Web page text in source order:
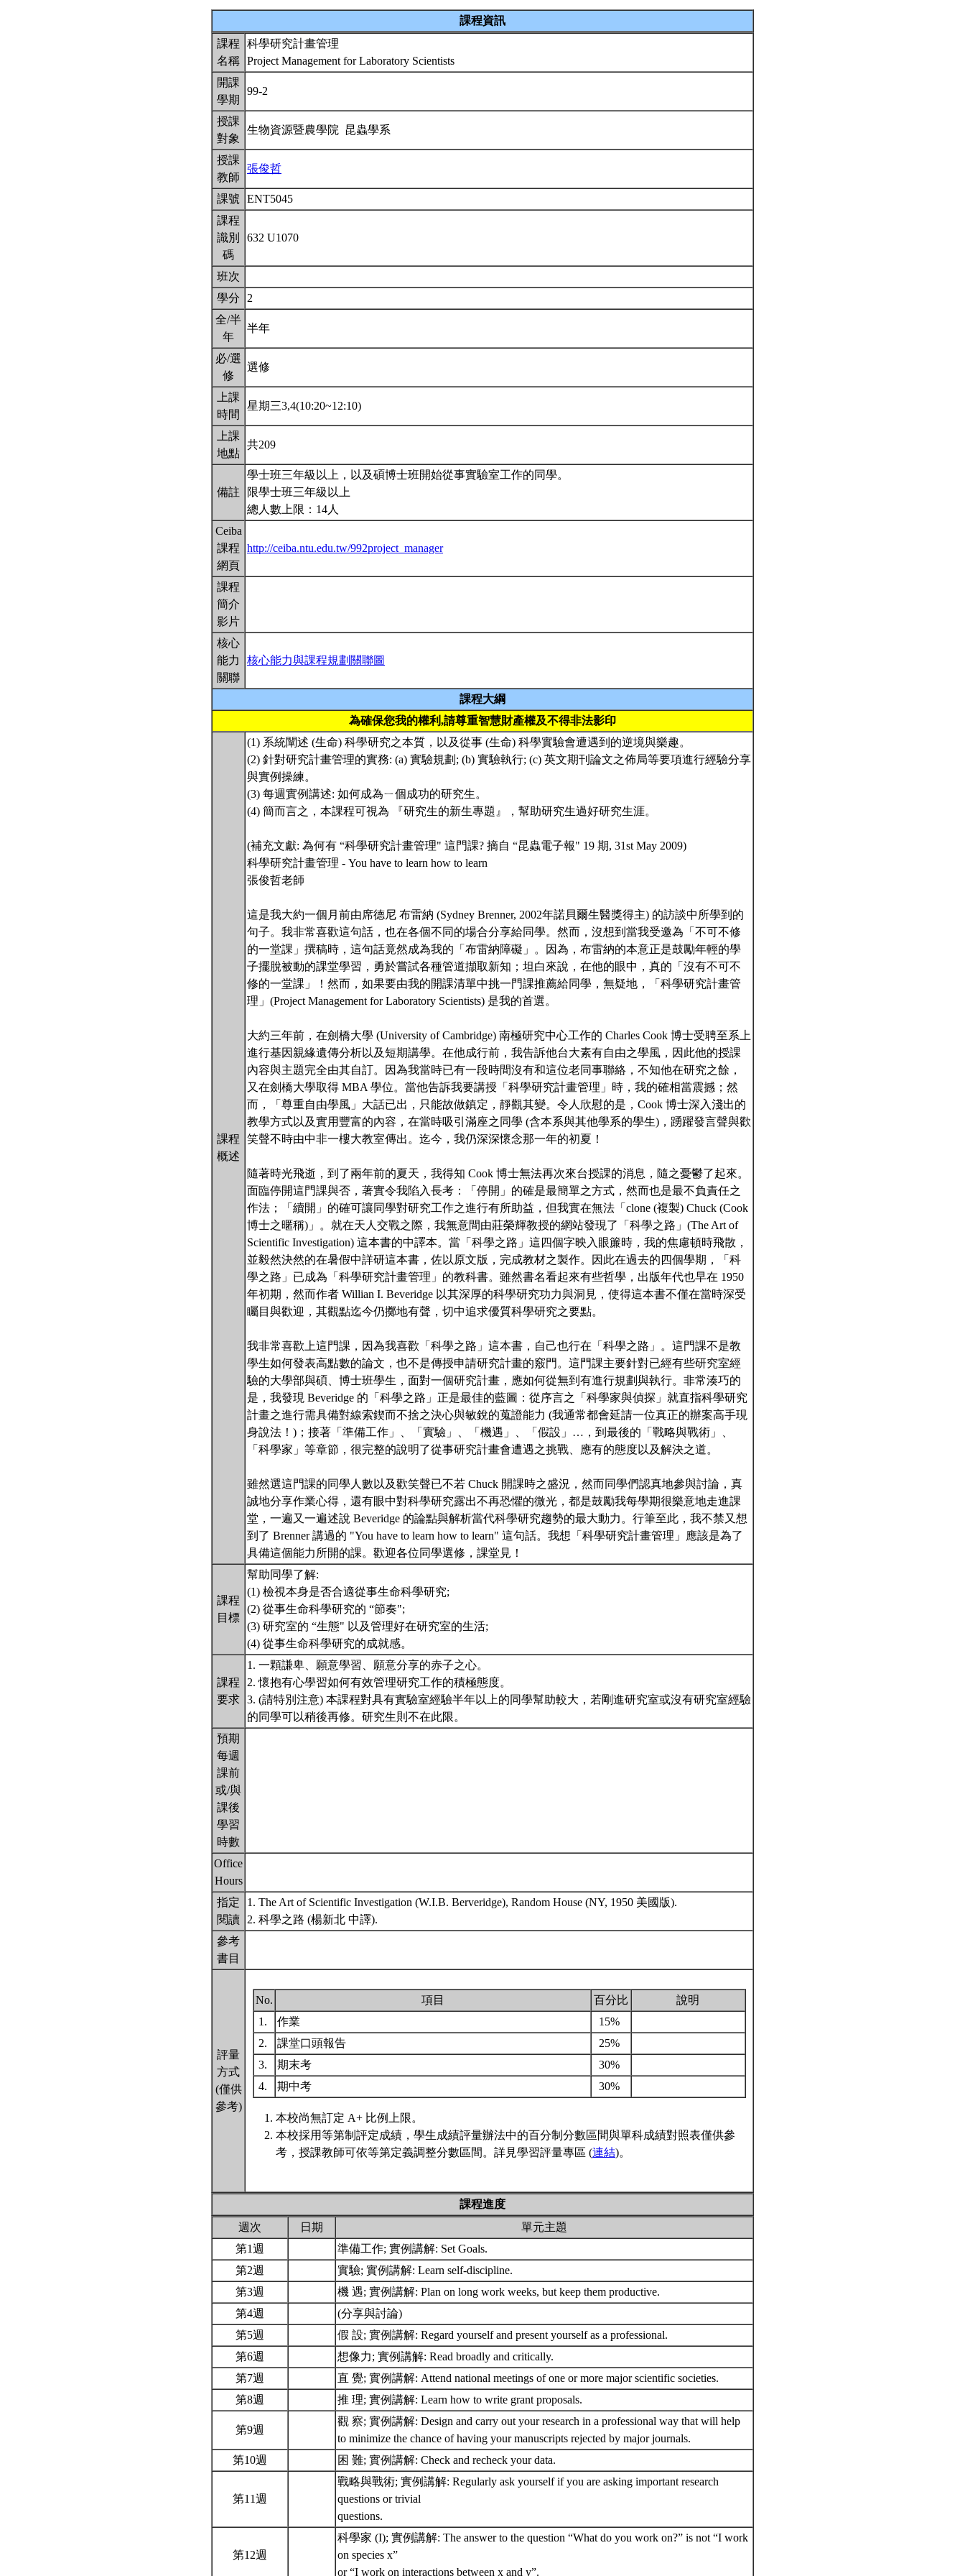
課程資訊
課程
名稱
科學研究計畫管理
Project Management for Laboratory Scientists
開課
學期
99-2
授課
對象
生物資源暨農學院 昆蟲學系
授課
教師
張俊哲
課號
ENT5045
課程
識別
碼
632 U1070
班次
學分
2
全/半
年
半年
必/選
修
選修
上課
時間
星期三3,4(10:20~12:10)
上課
地點
共209
備註
學士班三年級以上，以及碩博士班開始從事實驗室工作的同學。
限學士班三年級以上
總人數上限：14人
Ceiba
課程
網頁
http://ceiba.ntu.edu.tw/992project_manager
課程
簡介
影片
核心
能力
關聯
核心能力與課程規劃關聯圖
課程大綱
為確保您我的權利,請尊重智慧財產權及不得非法影印
課程
概述
(1) 系統闡述 (生命) 科學研究之本質，以及從事 (生命) 科學實驗會遭遇到的逆境與樂趣。
(2) 針對研究計畫管理的實務: (a) 實驗規劃; (b) 實驗執行; (c) 英文期刊論文之佈局等要項進行經驗分享
與實例操練。
(3) 每週實例講述: 如何成為ㄧ個成功的研究生。
(4) 簡而言之，本課程可視為 『研究生的新生專題』，幫助研究生過好研究生涯。
(補充文獻: 為何有 “科學研究計畫管理" 這門課? 摘自 “昆蟲電子報" 19 期, 31st May 2009)
科學研究計畫管理 - You have to learn how to learn
張俊哲老師
這是我大約一個月前由席德尼 布雷納 (Sydney Brenner, 2002年諾貝爾生醫獎得主) 的訪談中所學到的
句子。我非常喜歡這句話，也在各個不同的場合分享給同學。然而，沒想到當我受邀為「不可不修
的一堂課」撰稿時，這句話竟然成為我的「布雷納障礙」。因為，布雷納的本意正是鼓勵年輕的學
子擺脫被動的課堂學習，勇於嘗試各種管道擷取新知；坦白來說，在他的眼中，真的「沒有不可不
修的一堂課」！然而，如果要由我的開課清單中挑一門課推薦給同學，無疑地，「科學研究計畫管
理」(Project Management for Laboratory Scientists) 是我的首選。
大約三年前，在劍橋大學 (University of Cambridge) 南極研究中心工作的 Charles Cook 博士受聘至系上
進行基因親緣遺傳分析以及短期講學。在他成行前，我告訴他台大素有自由之學風，因此他的授課
內容與主題完全由其自訂。因為我當時已有一段時間沒有和這位老同事聯絡，不知他在研究之餘，
又在劍橋大學取得 MBA 學位。當他告訴我要講授「科學研究計畫管理」時，我的確相當震撼；然
而，「尊重自由學風」大話已出，只能故做鎮定，靜觀其變。令人欣慰的是，Cook 博士深入淺出的
教學方式以及實用豐富的內容，在當時吸引滿座之同學 (含本系與其他學系的學生)，踴躍發言聲與歡
笑聲不時由中非一樓大教室傳出。迄今，我仍深深懷念那一年的初夏！
隨著時光飛逝，到了兩年前的夏天，我得知 Cook 博士無法再次來台授課的消息，隨之憂鬱了起來。
面臨停開這門課與否，著實令我陷入長考：「停開」的確是最簡單之方式，然而也是最不負責任之
作法；「續開」的確可讓同學對研究工作之進行有所助益，但我實在無法「clone (複製) Chuck (Cook
博士之暱稱)」。就在天人交戰之際，我無意間由莊榮輝教授的網站發現了「科學之路」(The Art of
Scientific Investigation) 這本書的中譯本。當「科學之路」這四個字映入眼簾時，我的焦慮頓時飛散，
並毅然決然的在暑假中詳研這本書，佐以原文版，完成教材之製作。因此在過去的四個學期，「科
學之路」已成為「科學研究計畫管理」的教科書。雖然書名看起來有些哲學，出版年代也早在 1950
年初期，然而作者 Willian I. Beveridge 以其深厚的科學研究功力與洞見，使得這本書不僅在當時深受
矚目與歡迎，其觀點迄今仍擲地有聲，切中追求優質科學研究之要點。
我非常喜歡上這門課，因為我喜歡「科學之路」這本書，自己也行在「科學之路」。這門課不是教
學生如何發表高點數的論文，也不是傳授申請研究計畫的竅門。這門課主要針對已經有些研究室經
驗的大學部與碩、博士班學生，面對一個研究計畫，應如何從無到有進行規劃與執行。非常湊巧的
是，我發現 Beveridge 的「科學之路」正是最佳的藍圖：從序言之「科學家與偵探」就直指科學研究
計畫之進行需具備對線索鍥而不捨之決心與敏銳的蒐證能力 (我通常都會延請一位真正的辦案高手現
身說法！)；接著「準備工作」、「實驗」、「機遇」、「假設」…，到最後的「戰略與戰術」、
「科學家」等章節，很完整的說明了從事研究計畫會遭遇之挑戰、應有的態度以及解決之道。
雖然選這門課的同學人數以及歡笑聲已不若 Chuck 開課時之盛況，然而同學們認真地參與討論，真
誠地分享作業心得，還有眼中對科學研究露出不再恐懼的微光，都是鼓勵我每學期很樂意地走進課
堂，一遍又一遍述說 Beveridge 的論點與解析當代科學研究趨勢的最大動力。行筆至此，我不禁又想
到了 Brenner 講過的 "You have to learn how to learn" 這句話。我想「科學研究計畫管理」應該是為了
具備這個能力所開的課。歡迎各位同學選修，課堂見！
課程
目標
幫助同學了解:
(1) 檢視本身是否合適從事生命科學研究;
(2) 從事生命科學研究的 “節奏";
(3) 研究室的 “生態" 以及管理好在研究室的生活;
(4) 從事生命科學研究的成就感。
課程
要求
1. 一顆謙卑、願意學習、願意分享的赤子之心。
2. 懷抱有心學習如何有效管理研究工作的積極態度。
3. (請特別注意) 本課程對具有實驗室經驗半年以上的同學幫助較大，若剛進研究室或沒有研究室經驗
的同學可以稍後再修。研究生則不在此限。
預期
每週
課前
或/與
課後
學習
時數
Office
Hours
指定
閱讀
1. The Art of Scientific Investigation (W.I.B. Berveridge), Random House (NY, 1950 美國版).
2. 科學之路 (楊新北 中譯).
參考
書目
評量
方式
(僅供
參考)
No. 項目 百分比
說明
1.
作業
15%
2.
課堂口頭報告
25%
3.
期末考
30%
4.
期中考 30%
本校尚無訂定 A+ 比例上限。
本校採用等第制評定成績，學生成績評量辦法中的百分制分數區間與單科成績對照表僅供參
考，授課教師可依等第定義調整分數區間。詳見學習評量專區 (連結)。
課程進度
週次
日期
單元主題
第1週
準備工作; 實例講解: Set Goals.
第2週
實驗; 實例講解: Learn self-discipline.
第3週
機 遇; 實例講解: Plan on long work weeks, but keep them productive.
第4週
(分享與討論)
第5週
假 設; 實例講解: Regard yourself and present yourself as a professional.
第6週
想像力; 實例講解: Read broadly and critically.
第7週
直 覺; 實例講解: Attend national meetings of one or more major scientific societies.
第8週
推 理; 實例講解: Learn how to write grant proposals.
第9週
觀 察; 實例講解: Design and carry out your research in a professional way that will help
to minimize the chance of having your manuscripts rejected by major journals.
第10週
困 難; 實例講解: Check and recheck your data.
第11週
戰略與戰術; 實例講解: Regularly ask yourself if you are asking important research
questions or trivial
questions.
第12週
科學家 (I); 實例講解: The answer to the question “What do you work on?” is not “I work
on species x”
or “I work on interactions between x and y”.